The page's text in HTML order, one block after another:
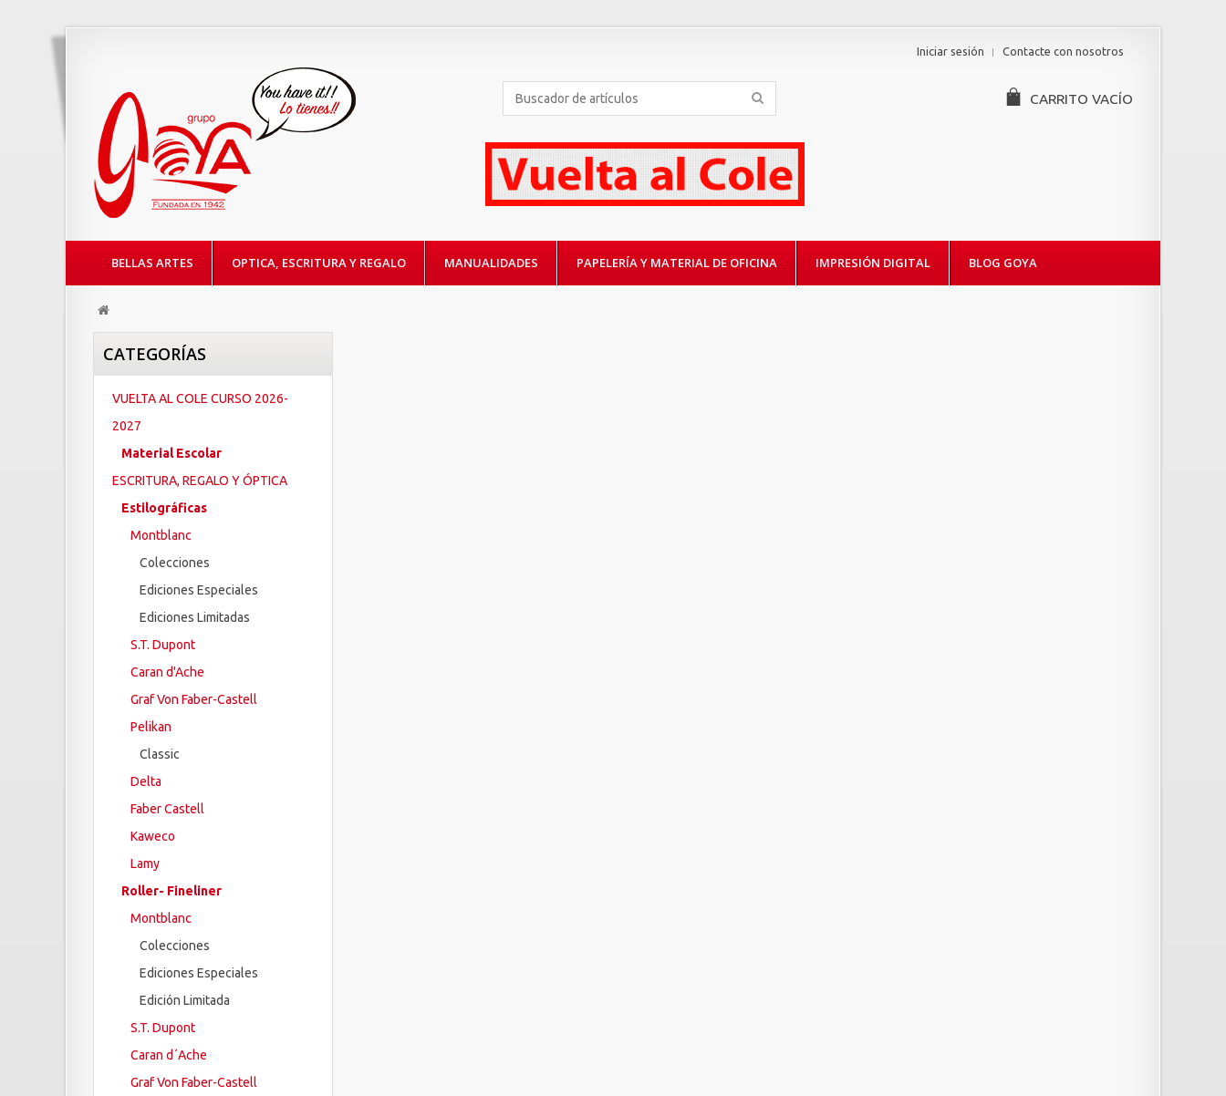
Contacte con nosotros
Iniciar sesión
CARRITO VACÍO
BELLAS ARTES OPTICA, ESCRITURA Y REGALO MANUALIDADES PAPELERÍA Y MATERIAL DE OFICINA IMPRESIÓN DIGITAL BLOG GOYA
CATEGORÍAS
VUELTA AL COLE CURSO 2026-
2027
Material Escolar
ESCRITURA, REGALO Y ÓPTICA
Estilográficas
Montblanc
Colecciones
Ediciones Especiales
Ediciones Limitadas
S.T. Dupont
Caran d'Ache
Graf Von Faber-Castell
Pelikan
Classic
Delta
Faber Castell
Kaweco
Lamy
Roller- Fineliner
Montblanc
Colecciones
Ediciones Especiales
Edición Limitada
S.T. Dupont
Caran d´Ache
Graf Von Faber-Castell